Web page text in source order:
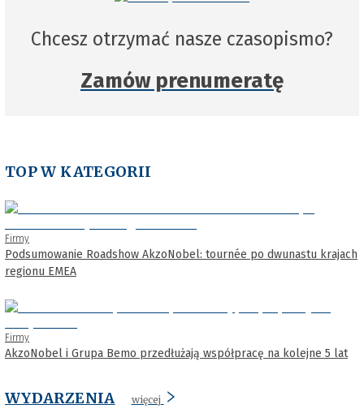
Chcesz otrzymać nasze czasopismo?
Zamów prenumeratę
TOP W KATEGORII
Firmy
Podsumowanie Roadshow AkzoNobel: tournée po dwunastu krajach
regionu EMEA
Firmy
AkzoNobel i Grupa Bemo przedłużają współpracę na kolejne 5 lat
WYDARZENIA więcej